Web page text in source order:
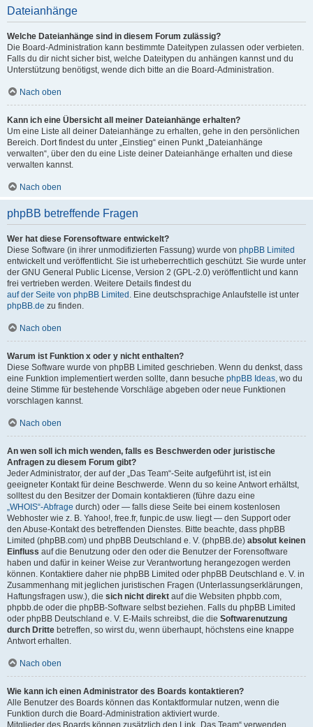
Dateianhänge
Welche Dateianhänge sind in diesem Forum zulässig?
Die Board-Administration kann bestimmte Dateitypen zulassen oder verbieten.
Falls du dir nicht sicher bist, welche Dateitypen du anhängen kannst und du
Unterstützung benötigst, wende dich bitte an die Board-Administration.
Nach oben
Kann ich eine Übersicht all meiner Dateianhänge erhalten?
Um eine Liste all deiner Dateianhänge zu erhalten, gehe in den persönlichen
Bereich. Dort findest du unter „Einstieg“ einen Punkt „Dateianhänge
verwalten“, über den du eine Liste deiner Dateianhänge erhalten und diese
verwalten kannst.
Nach oben
phpBB betreffende Fragen
Wer hat diese Forensoftware entwickelt?
Diese Software (in ihrer unmodifizierten Fassung) wurde von phpBB Limited
entwickelt und veröffentlicht. Sie ist urheberrechtlich geschützt. Sie wurde unter
der GNU General Public License, Version 2 (GPL-2.0) veröffentlicht und kann
frei vertrieben werden. Weitere Details findest du
auf der Seite von phpBB Limited . Eine deutschsprachige Anlaufstelle ist unter
phpBB.de zu finden.
Nach oben
Warum ist Funktion x oder y nicht enthalten?
Diese Software wurde von phpBB Limited geschrieben. Wenn du denkst, dass
eine Funktion implementiert werden sollte, dann besuche phpBB Ideas, wo du
deine Stimme für bestehende Vorschläge abgeben oder neue Funktionen
vorschlagen kannst.
Nach oben
An wen soll ich mich wenden, falls es Beschwerden oder juristische
Anfragen zu diesem Forum gibt?
Jeder Administrator, der auf der „Das Team“-Seite aufgeführt ist, ist ein
geeigneter Kontakt für deine Beschwerde. Wenn du so keine Antwort erhältst,
solltest du den Besitzer der Domain kontaktieren (führe dazu eine
„WHOIS“-Abfrage durch) oder — falls diese Seite bei einem kostenlosen
Webhoster wie z. B. Yahoo!, free.fr, funpic.de usw. liegt — den Support oder
den Abuse-Kontakt des betreffenden Dienstes. Bitte beachte, dass phpBB
Limited (phpBB.com) und phpBB Deutschland e. V. (phpBB.de) absolut keinen
Einfluss auf die Benutzung oder den oder die Benutzer der Forensoftware
haben und dafür in keiner Weise zur Verantwortung herangezogen werden
können. Kontaktiere daher nie phpBB Limited oder phpBB Deutschland e. V. in
Zusammenhang mit jeglichen juristischen Fragen (Unterlassungserklärungen,
Haftungsfragen usw.), die sich nicht direkt auf die Websiten phpbb.com,
phpbb.de oder die phpBB-Software selbst beziehen. Falls du phpBB Limited
oder phpBB Deutschland e. V. E-Mails schreibst, die die Softwarenutzung
durch Dritte betreffen, so wirst du, wenn überhaupt, höchstens eine knappe
Antwort erhalten.
Nach oben
Wie kann ich einen Administrator des Boards kontaktieren?
Alle Benutzer des Boards können das Kontaktformular nutzen, wenn die
Funktion durch die Board-Administration aktiviert wurde.
Mitglieder des Boards können zusätzlich den Link „Das Team“ verwenden.